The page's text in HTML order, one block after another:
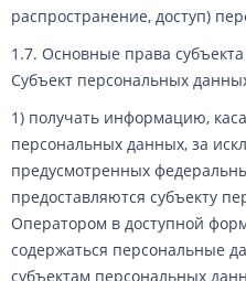
распространение, доступ)
1.7. Основные права
Субъект персональных
1) получать информацию,
персональных данных, за
предусмотренных
предоставляются субъекту
Оператором в доступной
содержаться персональные
субъектам персональных